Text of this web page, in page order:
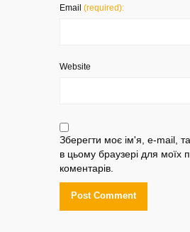
Email (required):
Website
Зберегти моє ім'я, e-mail,
в цьому браузері для моїх
коментарів.